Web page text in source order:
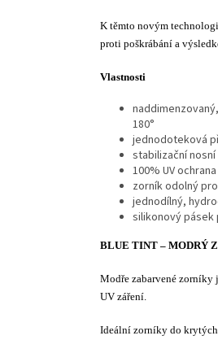
K těmto novým
proti poškrábání a
Vlastnosti
180°
jednodoteková
stabilizační
100% UV ochrana
zorník odolný
jednodílný,
silikonový pásek
BLUE TINT – MODRÝ
Modře zabarvené zorníky
UV záření.
Ideální zorníky do krytých